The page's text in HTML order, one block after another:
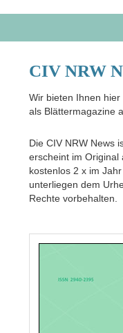
CIV NRW
Wir bieten Ihnen
als Blättermagazine
Die CIV NRW News
erscheint im Original
kostenlos 2 x im
unterliegen dem
Rechte vorbehalten.